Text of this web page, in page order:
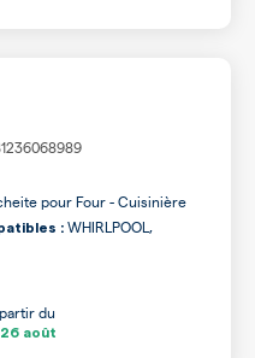
pour Four - Cuisinière
: WHIRLPOOL,
du
26 août